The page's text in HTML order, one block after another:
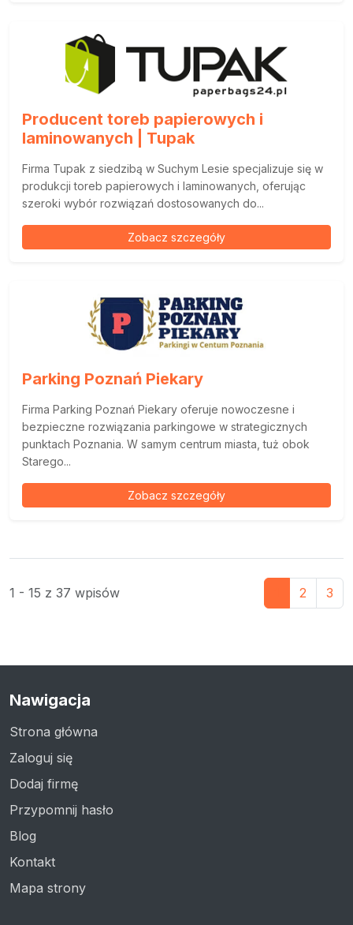
Producent toreb papierowych i
laminowanych | Tupak
Firma Tupak z siedzibą w Suchym Lesie specjalizuje się w
produkcji toreb papierowych i laminowanych, oferując
szeroki wybór rozwiązań dostosowanych do...
Zobacz szczegóły
Parking Poznań Piekary
Firma Parking Poznań Piekary oferuje nowoczesne i
bezpieczne rozwiązania parkingowe w strategicznych
punktach Poznania. W samym centrum miasta, tuż obok
Starego...
Zobacz szczegóły
1 - 15 z 37 wpisów 2 3
Nawigacja
Strona główna
Zaloguj się
Dodaj firmę
Przypomnij hasło
Blog
Kontakt
Mapa strony